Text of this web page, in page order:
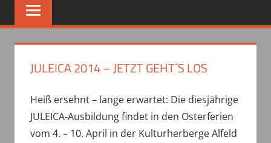
JULEICA 2014 – JETZT GEHT´S LOS
Heiß ersehnt – lange erwartet: Die diesjährige
JULEICA-Ausbildung findet in den Osterferien
vom 4. – 10. April in der Kulturherberge Alfeld